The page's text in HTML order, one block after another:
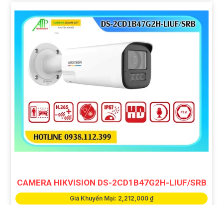
CAMERA HIKVISION DS-2CD1B47G2H-LIUF/SRB
Giá Khuyến Mại: 2,212,000 ₫